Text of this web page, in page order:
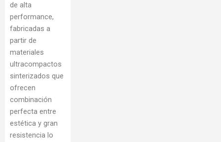
de alta
performance,
fabricadas a
partir de
materiales
ultracompactos
sinterizados que
ofrecen
combinación
perfecta entre
estética y gran
resistencia lo